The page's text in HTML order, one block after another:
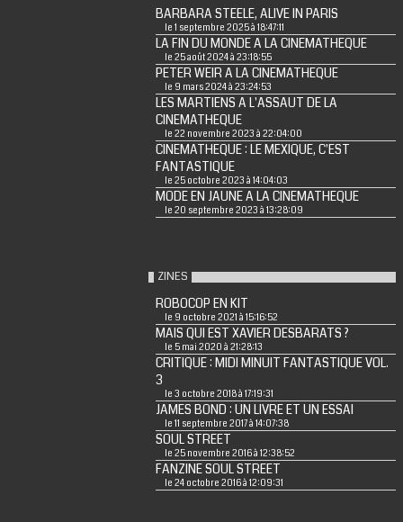
BARBARA STEELE, ALIVE IN PARIS
le 1 septembre 2025 à 18:47:11
LA FIN DU MONDE A LA CINEMATHEQUE
le 25 août 2024 à 23:18:55
PETER WEIR A LA CINEMATHEQUE
le 9 mars 2024 à 23:24:53
LES MARTIENS A L'ASSAUT DE LA
CINEMATHEQUE
le 22 novembre 2023 à 22:04:00
CINEMATHEQUE : LE MEXIQUE, C'EST
FANTASTIQUE
le 25 octobre 2023 à 14:04:03
MODE EN JAUNE A LA CINEMATHEQUE
le 20 septembre 2023 à 13:28:09
ZINES
ROBOCOP EN KIT
le 9 octobre 2021 à 15:16:52
MAIS QUI EST XAVIER DESBARATS ?
le 5 mai 2020 à 21:28:13
CRITIQUE : MIDI MINUIT FANTASTIQUE VOL.
3
le 3 octobre 2018 à 17:19:31
JAMES BOND : UN LIVRE ET UN ESSAI
le 11 septembre 2017 à 14:07:38
SOUL STREET
le 25 novembre 2016 à 12:38:52
FANZINE SOUL STREET
le 24 octobre 2016 à 12:09:31